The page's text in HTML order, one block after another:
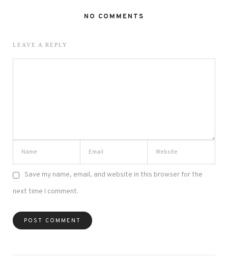
NO COMMENTS
LEAVE A REPLY
Save my name, email, and website in this browser for the
next time I comment.